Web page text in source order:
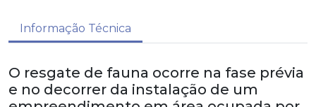
Informação Técnica
O resgate de fauna ocorre na fase prévia
e no decorrer da instalação de um